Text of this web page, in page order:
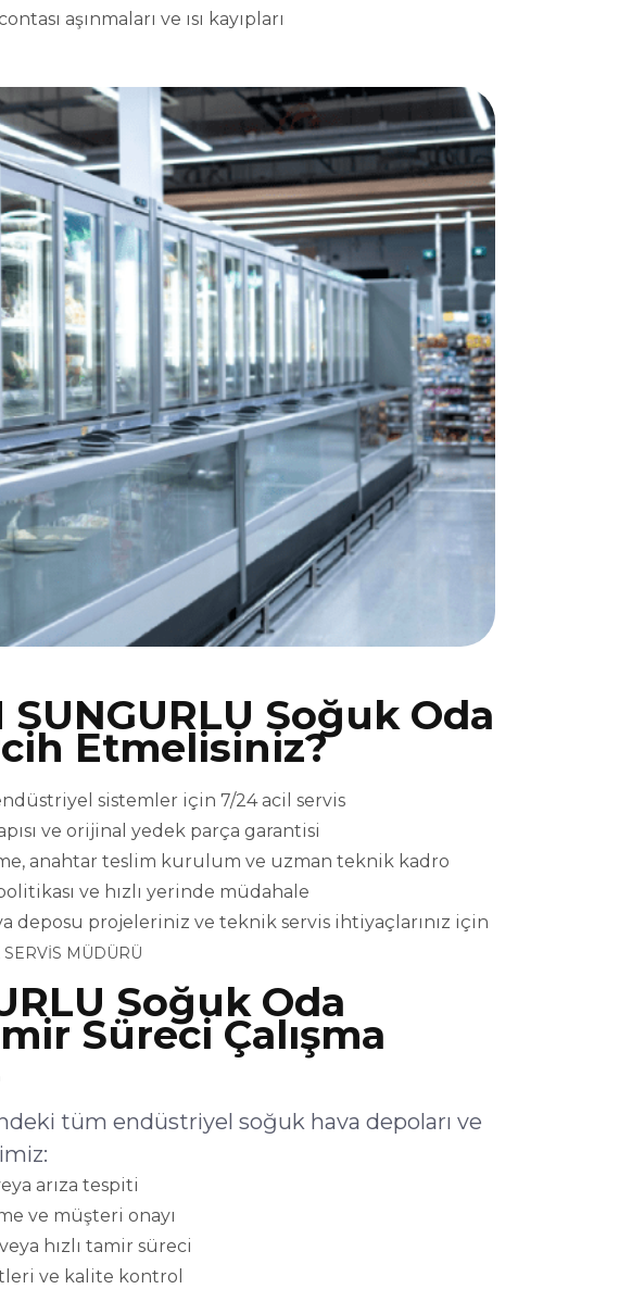
aşınmaları ve ısı kayıpları
SUNGURLU Soğuk Oda
Etmelisiniz?
sistemler için 7/24 acil servis
ve orijinal yedek parça garantisi
anahtar teslim kurulum ve uzman teknik kadro
ve hızlı yerinde müdahale
deposu projeleriniz ve teknik servis ihtiyaçlarınız için
SERVİS MÜDÜRÜ
Soğuk Oda
Süreci Çalışma
tüm endüstriyel soğuk hava depoları ve
arıza tespiti
ve müşteri onayı
hızlı tamir süreci
ve kalite kontrol